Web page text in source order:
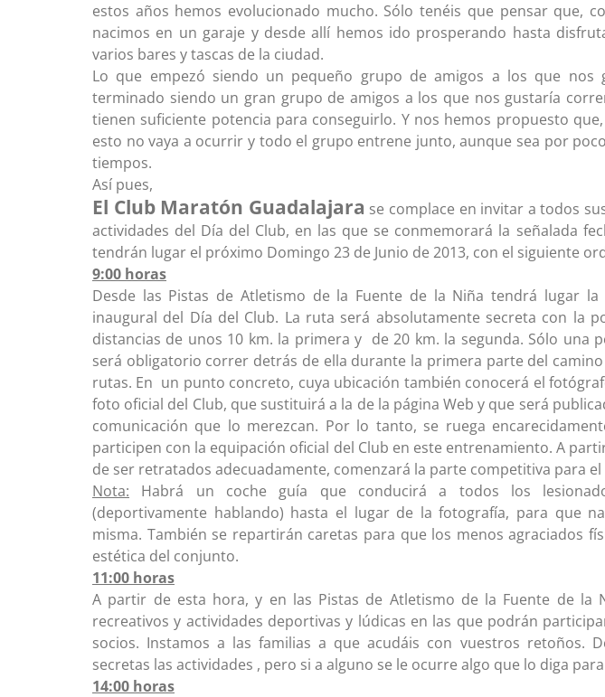
estos años hemos evolucionado mucho. Sólo tenéis que pensar que,
nacimos en un garaje y desde allí hemos ido prosperando hasta
varios bares y tascas de la ciudad.
Lo que empezó siendo un pequeño grupo de amigos a los que nos
terminado siendo un gran grupo de amigos a los que nos gustaría
tienen suficiente potencia para conseguirlo. Y nos hemos propuesto
esto no vaya a ocurrir y todo el grupo entrene junto, aunque sea por
tiempos.
Así pues,
El Club Maratón Guadalajara se complace en invitar a todos
actividades del Día del Club, en las que se conmemorará la señalada
tendrán lugar el próximo Domingo 23 de Junio de 2013, con el siguiente
9:00 horas
Desde las Pistas de Atletismo de la Fuente de la Niña tendrá lugar
inaugural del Día del Club. La ruta será absolutamente secreta con la
distancias de unos 10 km. la primera y de 20 km. la segunda. Sólo una
será obligatorio correr detrás de ella durante la primera parte del
rutas. En un punto concreto, cuya ubicación también conocerá el
foto oficial del Club, que sustituirá a la de la página Web y que será
comunicación que lo merezcan. Por lo tanto, se ruega
participen con la equipación oficial del Club en este entrenamiento. A
de ser retratados adecuadamente, comenzará la parte competitiva para
Nota: Habrá un coche guía que conducirá a todos los
(deportivamente hablando) hasta el lugar de la fotografía, para que
misma. También se repartirán caretas para que los menos agraciados
estética del conjunto.
11:00 horas
A partir de esta hora, y en las Pistas de Atletismo de la Fuente de la
recreativos y actividades deportivas y lúdicas en las que podrán
socios. Instamos a las familias a que acudáis con vuestros retoños.
secretas las actividades , pero si a alguno se le ocurre algo que lo diga
14:00 horas